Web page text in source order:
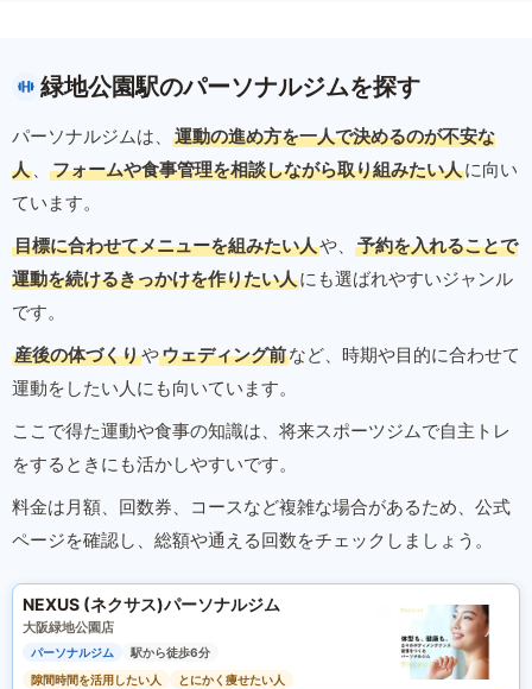
緑地公園駅のパーソナルジムを探す
パーソナルジムは、
運動の進め方を一人で決めるのが不安な
人 、 フォームや食事管理を相談しながら取り組みたい人に向い
ています。
目標に合わせてメニューを組みたい人や、
予約を入れることで
運動を続けるきっかけを作りたい人にも選ばれやすいジャンル
です。
産後の体づくりやウェディング前など、時期や目的に合わせて
運動をしたい人にも向いています。
ここで得た運動や食事の知識は、将来スポーツジムで自主トレ
をするときにも活かしやすいです。
料金は月額、回数券、コースなど複雑な場合があるため、公式
ページを確認し、総額や通える回数をチェックしましょう。
NEXUS (ネクサス)パーソナルジム
大阪緑地公園店
パーソナルジム
駅から徒歩6分
隙間時間を活用したい人
とにかく痩せたい人